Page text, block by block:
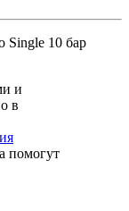
Single 10 бар
и
в
помогут